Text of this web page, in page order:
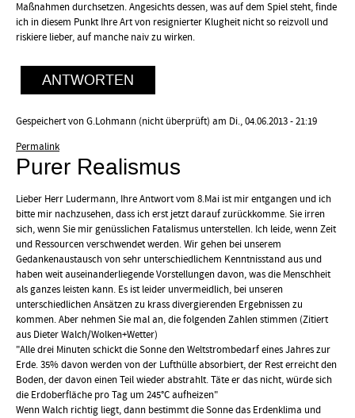
Maßnahmen durchsetzen. Angesichts dessen, was auf dem Spiel steht, finde
ich in diesem Punkt Ihre Art von resignierter Klugheit nicht so reizvoll und
riskiere lieber, auf manche naiv zu wirken.
ANTWORTEN
Gespeichert vonG.Lohmann (nicht überprüft) am Di., 04.06.2013 - 21:19
Permalink
Purer Realismus
Lieber Herr Ludermann, Ihre Antwort vom 8.Mai ist mir entgangen und ich
bitte mir nachzusehen, dass ich erst jetzt darauf zurückkomme. Sie irren
sich, wenn Sie mir genüsslichen Fatalismus unterstellen. Ich leide, wenn Zeit
und Ressourcen verschwendet werden. Wir gehen bei unserem
Gedankenaustausch von sehr unterschiedlichem Kenntnisstand aus und
haben weit auseinanderliegende Vorstellungen davon, was die Menschheit
als ganzes leisten kann. Es ist leider unvermeidlich, bei unseren
unterschiedlichen Ansätzen zu krass divergierenden Ergebnissen zu
kommen. Aber nehmen Sie mal an, die folgenden Zahlen stimmen (Zitiert
aus Dieter Walch/Wolken+Wetter)
"Alle drei Minuten schickt die Sonne den Weltstrombedarf eines Jahres zur
Erde. 35% davon werden von der Lufthülle absorbiert, der Rest erreicht den
Boden, der davon einen Teil wieder abstrahlt. Täte er das nicht, würde sich
die Erdoberfläche pro Tag um 245°C aufheizen"
Wenn Walch richtig liegt, dann bestimmt die Sonne das Erdenklima und